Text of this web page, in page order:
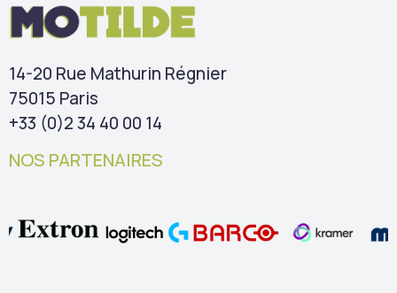
14-20 Rue Mathurin Régnier
75015 Paris
+33 (0)2 34 40 00 14
NOS PARTENAIRES